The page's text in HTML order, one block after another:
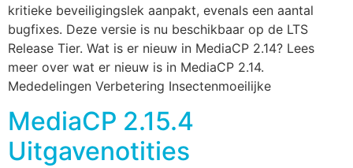
kritieke beveiligingslek aanpakt, evenals een aantal
bugfixes. Deze versie is nu beschikbaar op de LTS
Release Tier. Wat is er nieuw in MediaCP 2.14? Lees
meer over wat er nieuw is in MediaCP 2.14.
Mededelingen Verbetering Insectenmoeilijke
MediaCP 2.15.4
Uitgavenotities